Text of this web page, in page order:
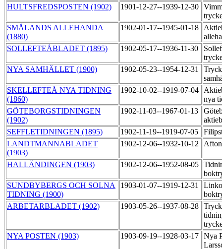
HULTSFREDSPOSTEN (1902)
1901-12-27--1939-12-30
SMÅLANDS ALLEHANDA
(1880)
1902-01-17--1945-01-18
SOLLEFTEÅBLADET (1895)
1902-05-17--1936-11-30
NYA SAMHÄLLET (1900)
1902-05-23--1954-12-31
SKELLEFTEÅ NYA TIDNING
(1860)
1902-10-02--1919-07-04
nya
GÖTEBORGSTIDNINGEN
(1902)
1902-11-03--1967-01-13
SEFFLETIDNINGEN (1895)
1902-11-19--1919-07-05
LANDTMANNABLADET
(1903)
1902-12-06--1932-10-12
HALLÄNDINGEN (1903) 1902-12-06--1952-08-05
SUNDBYBERGS OCH SOLNA
TIDNING (1900)
1903-01-07--1919-12-31
ARBETARBLADET (1902)
1903-05-26--1937-08-28
NYA POSTEN (1903)
1903-09-19--1928-03-17 Nya